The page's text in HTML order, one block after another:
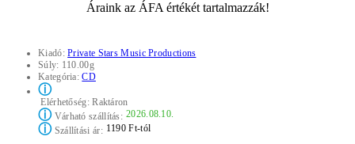
Áraink az ÁFA értékét tartalmazzák!
Kiadó:Private Stars Music Productions
Súly: 110.00g
Kategória:CD
ⓘ
Elérhetőség:Raktáron
ⓘVárható szállítás: 2026.08.10.
ⓘSzállítási ár: 1190 Ft-tól